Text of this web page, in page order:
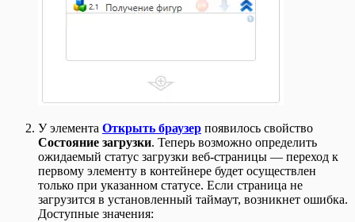
У элемента Открыть браузер появилось свойство
Состояние загрузки. Теперь возможно определить
ожидаемый статус загрузки веб-страницы — переход к
первому элементу в контейнере будет осуществлен
только при указанном статусе. Если страница не
загрузится в установленный таймаут, возникнет ошибка.
Доступные значения: